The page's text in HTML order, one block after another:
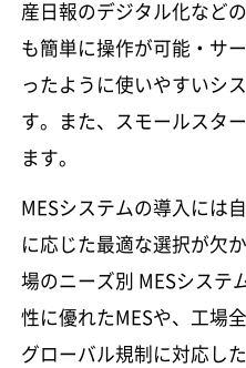
産日報のデジタル化など
も簡単に操作が可能・サ
ったように使いやすいシ
す。また、スモールスタ
ます。
MESシステムの導入には
に応じた最適な選択が欠
場のニーズ別 MESシステ
性に優れたMESや、工場
グローバル規制に対応し